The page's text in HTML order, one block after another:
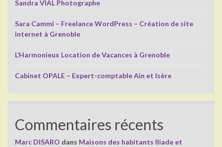
Sandra VIAL Photographe
Sara Cammi – Freelance WordPress – Création de site
internet à Grenoble
L’Harmonieux Location de Vacances à Grenoble
Cabinet OPALE – Expert-comptable Ain et Isère
Commentaires récents
Marc DISARO dans Maisons des habitants Iliade et